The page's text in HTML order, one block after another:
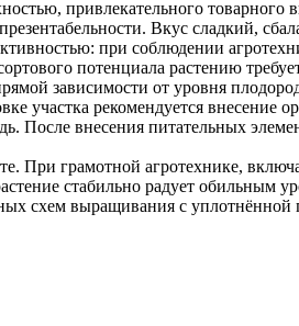
привлекательного товарного
Вкус сладкий,
при соблюдении
потенциала растению
зависимости от уровня
участка рекомендуется внесение
После внесения питательных
При грамотной агротехнике,
стабильно радует обильным
схем выращивания с уплотнённой